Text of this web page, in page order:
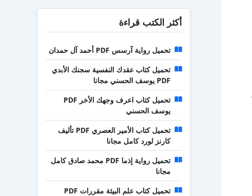
أكثر الكتب قراءة
تحميل رواية آرسس PDF أحمد آل حمدان
تحميل كتاب عقدك النفسية سجنك الأبدي
PDF يوسف الحسني مجانا
تحميل كتاب اعرف وجهك الأخر PDF
يوسف الحسني
تحميل كتاب الأمير العصري PDF تأليف
كارنز لورد كامل مجانا
تحميل رواية إذما PDF محمد صادق كامل
مجانا
تحميل كتاب علم البيئة مقررات PDF